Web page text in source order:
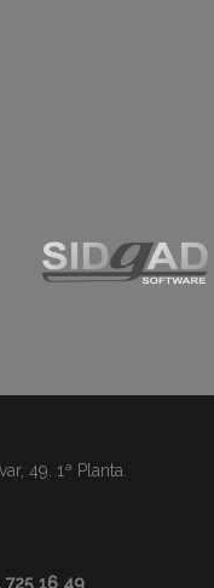
49. 1ª Planta.
725 16 49